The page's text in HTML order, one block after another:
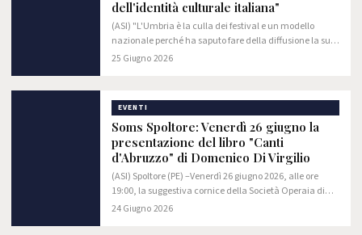
dell'identità culturale italiana"
(ASI) "L'Umbria è la culla dei festival e un modello
nazionale perché ha saputo fare della diffusione la sua
forza: non c'è borgo o città che non esprima una
25 Giugno 2026
EVENTI
Soms Spoltore: Venerdì 26 giugno la
presentazione del libro "Canti
d'Abruzzo" di Domenico Di Virgilio
(ASI) Spoltore (PE) –Venerdì 26 giugno 2026, alle ore
19:00, la suggestiva cornice della Società Operaia di
Mutuo Soccorso ( in Piazza G. D’Albenzio, 1 a Spoltore)
24 Giugno 2026